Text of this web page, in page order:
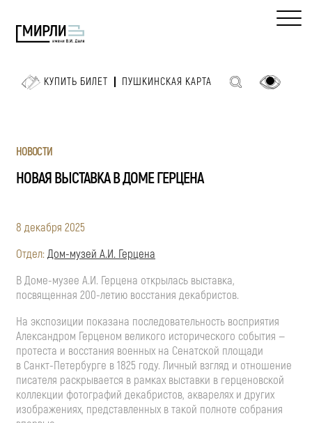
КУПИТЬ БИЛЕТ ПУШКИНСКАЯ КАРТА
НОВОСТИ
НОВАЯ ВЫСТАВКА В ДОМЕ ГЕРЦЕНА
8 декабря 2025
Отдел:Дом-музей А.И. Герцена
ВДоме-музее А.И. Герцена открылась выставка,
посвященная 200-летию восстания декабристов.
На экспозиции показана последовательность восприятия
Александром Герценом великого исторического события —
протеста и восстания военных на Сенатской площади
в Санкт-Петербурге в 1825 году. Личный взгляд и отношение
писателя раскрывается в рамках выставки в герценовской
коллекции фотографий декабристов, акварелях и других
изображениях, представленных в такой полноте собрания